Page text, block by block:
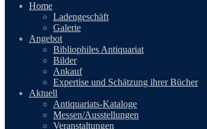
Home
Ladengeschäft
Galerie
Angebot
Bibliophiles Antiquariat
Bilder
Ankauf
Expertise und Schätzung ihrer Bücher
Aktuell
Antiquariats-Kataloge
Messen/Ausstellungen
Veranstaltungen